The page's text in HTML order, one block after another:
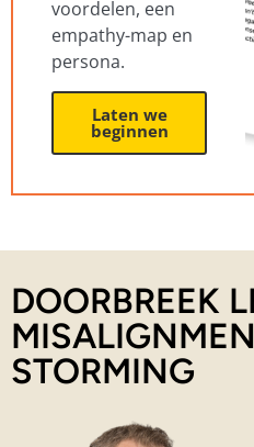
voordelen, een
empathy-map en
persona.
Laten we
beginnen
DOORBREEK
STORMING